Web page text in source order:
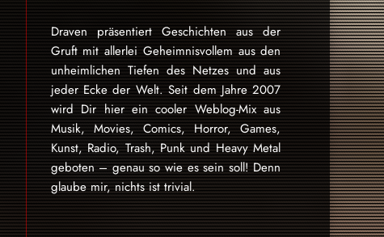
Draven präsentiert Geschichten aus der
Gruft mit allerlei Geheimnisvollem aus den
unheimlichen Tiefen des Netzes und aus
jeder Ecke der Welt. Seit dem Jahre 2007
wird Dir hier ein cooler Weblog-Mix aus
Musik, Movies, Comics, Horror, Games,
Kunst, Radio, Trash, Punk und Heavy Metal
geboten – genau so wie es sein soll! Denn
glaube mir, nichts ist trivial.